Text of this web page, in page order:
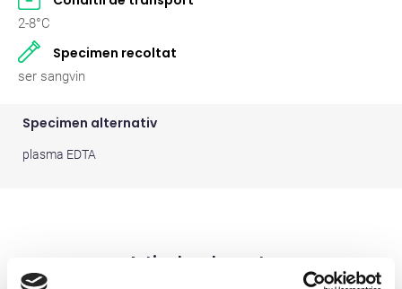
2-8°C
Specimen recoltat
ser sangvin
Specimen alternativ
plasma EDTA
Articole relevante